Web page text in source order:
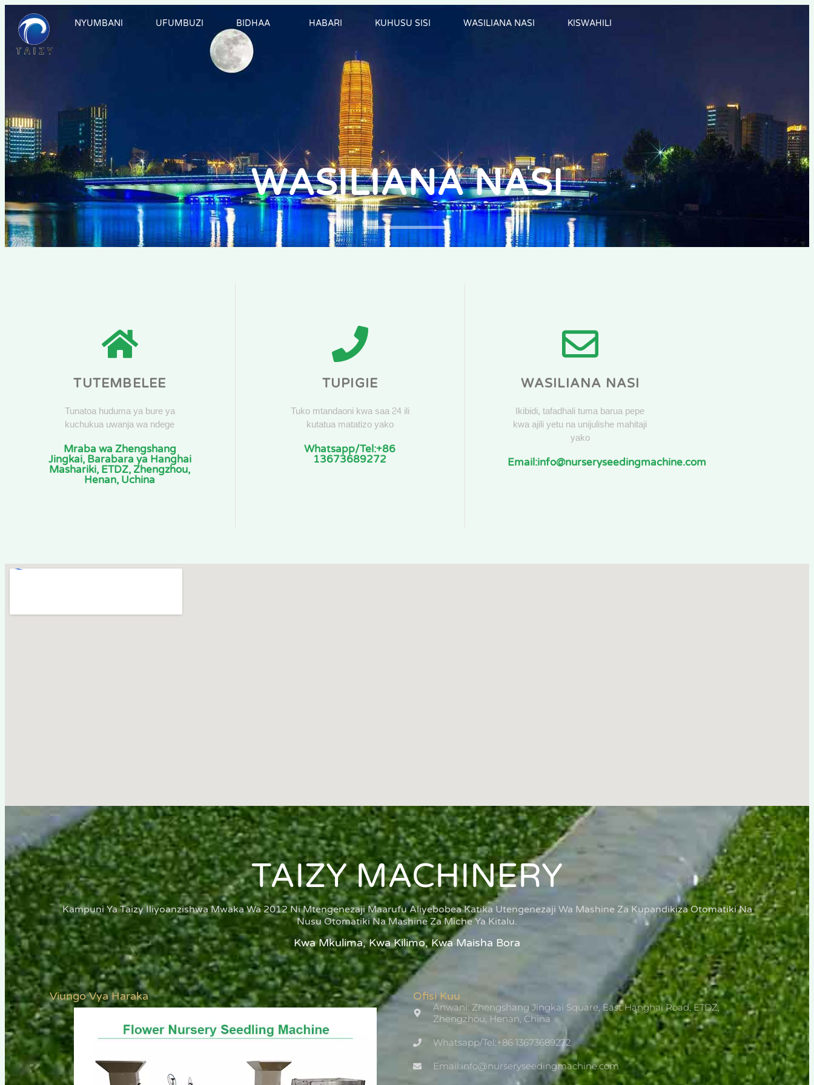
NYUMBANI UFUMBUZI BIDHAA HABARI KUHUSU SISI WASILIANA NASI KISWAHILI
WASILIANA NASI
TUTEMBELEE
Tunatoa huduma ya bure ya
kuchukua uwanja wa ndege
Mraba wa Zhengshang
Jingkai, Barabara ya Hanghai
Mashariki, ETDZ, Zhengzhou,
Henan, Uchina
TUPIGIE
Tuko mtandaoni kwa saa 24 ili
kutatua matatizo yako
Whatsapp/Tel:+86
13673689272
WASILIANA NASI
Ikibidi, tafadhali tuma barua pepe
kwa ajili yetu na unijulishe mahitaji
yako
Email:info@nurseryseedingmachine.com
TAIZY MACHINERY
Kampuni Ya Taizy Iliyoanzishwa Mwaka Wa 2012 Ni Mtengenezaji Maarufu Aliyebobea Katika Utengenezaji Wa Mashine Za Kupandikiza Otomatiki Na
Nusu Otomatiki Na Mashine Za Miche Ya Kitalu.
Kwa Mkulima, Kwa Kilimo, Kwa Maisha Bora
Viungo Vya Haraka Ofisi Kuu
Anwani: Zhengshang Jingkai Square, East Hanghai Road, ETDZ,
Zhengzhou, Henan, China
Whatsapp/Tel:+86 13673689272
Email:info@nurseryseedingmachine.com